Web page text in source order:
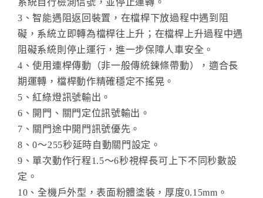
系統自行檢測信號，並停止運轉。
3、智能遇阻返回裝置，在檔桿下放過程中遇到阻
礙，系統立即轉為檔桿往上升；在檔桿上升過程中遇
阻礙系統則停止運行，進一步保障人車安全。
4、使用連桿傳動（非一般傳統鍊條帶動），適合長
期運轉，檔桿動作精確穩定不搖晃。
5、紅綠燈訊號輸出。
6、開門、關門定位訊號輸出。
7、關門途中開門訊號優先。
8、0～255秒延時自動關門設定。
9、單次動作行程1.5～6秒視桿長可上下不同秒數設
定。
10、全機戶外型，表面粉體塗裝，厚度0.15mm。